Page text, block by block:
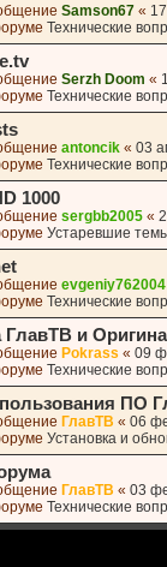
Samson67 «
Технические
Serzh Doom «
Технические
antoncik « 03
Технические
1000
sergbb2005 «
Устаревшие
evgeniy762004
Технические
ГлавТВ и
Pokrass « 09
Технические
ПО
ГлавТВ « 06
Установка и
ГлавТВ « 03
Технические